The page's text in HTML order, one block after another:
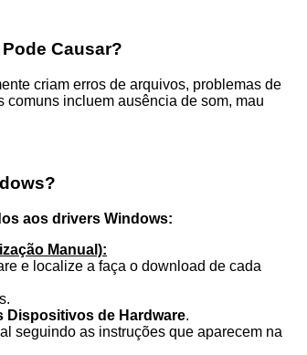
Causar?
criam erros de arquivos, problemas de
incluem ausência de som, mau
aos drivers Windows:
Manual):
e localize a faça o download de cada
Dispositivos de Hardware.
seguindo as instruções que aparecem na